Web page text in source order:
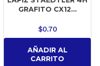
GRAFITO CX12...
$0.70
AÑADIR AL
CARRITO